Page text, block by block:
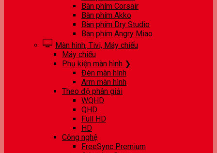
Bàn phím Corsair
Bàn phím Akko
Bàn phím Dry Studio
Bàn phím Angry Miao
Màn hình, Tivi, Máy chiếu
Máy chiếu
Phụ kiện màn hình ❯
Đèn màn hình
Arm màn hình
Theo độ phân giải
WQHD
QHD
Full HD
HD
Công nghệ
FreeSync Premium